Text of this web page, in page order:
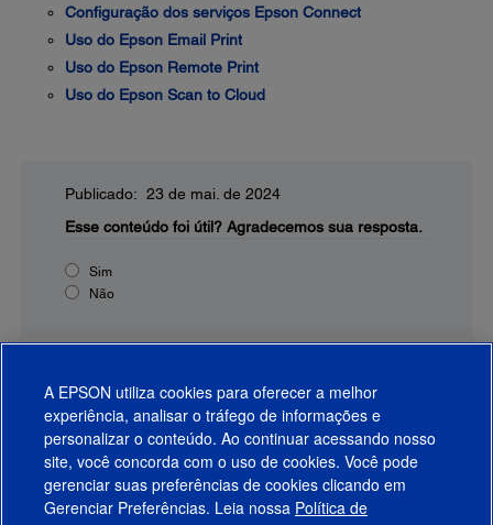
Configuração dos serviços Epson Connect
Uso do Epson Email Print
Uso do Epson Remote Print
Uso do Epson Scan to Cloud
Publicado: 23 de mai. de 2024
Esse conteúdo foi útil? Agradecemos sua resposta.
Sim
Não
Produtos
A EPSON utiliza cookies para oferecer a melhor
experiência, analisar o tráfego de informações e
personalizar o conteúdo. Ao continuar acessando nosso
site, você concorda com o uso de cookies. Você pode
gerenciar suas preferências de cookies clicando em
Gerenciar Preferências. Leia nossa Política de